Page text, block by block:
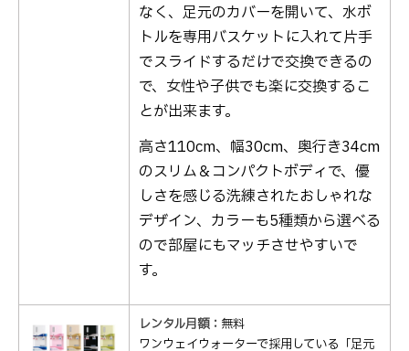
なく、足元のカバーを開いて、水ボ
トルを専用バスケットに入れて片手
でスライドするだけで交換できるの
で、女性や子供でも楽に交換するこ
とが出来ます。
高さ110cm、幅30cm、奥行き34cm
のスリム＆コンパクトボディで、優
しさを感じる洗練されたおしゃれな
デザイン、カラーも5種類から選べる
ので部屋にもマッチさせやすいで
す。
レンタル月額： 無料
ワンウェイウォーターで採用している「足元